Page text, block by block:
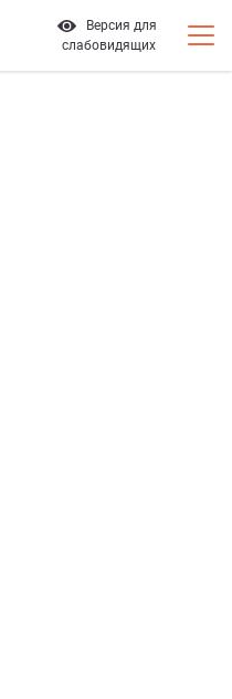
Версия для
слабовидящих